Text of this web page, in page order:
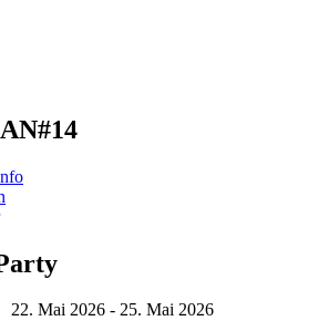
22. Mai 2026 - 25. Mai 2026